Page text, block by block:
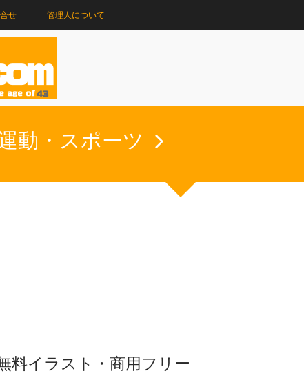
せ 管理人について
動・スポーツ
料イラスト・商用フリー